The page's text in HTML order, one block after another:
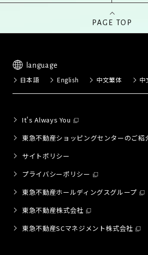
PAGE TOP
language
日本語 English 中文繁体 中
It's Always You
東急不動産ショッピングセンターのご紹
サイトポリシー
プライバシーポリシー
東急不動産ホールディングスグループ
東急不動産株式会社
東急不動産SCマネジメント株式会社